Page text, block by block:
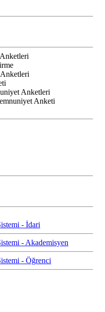
Anketleri
Anketi
- İdari
- Akademisyen
- Öğrenci